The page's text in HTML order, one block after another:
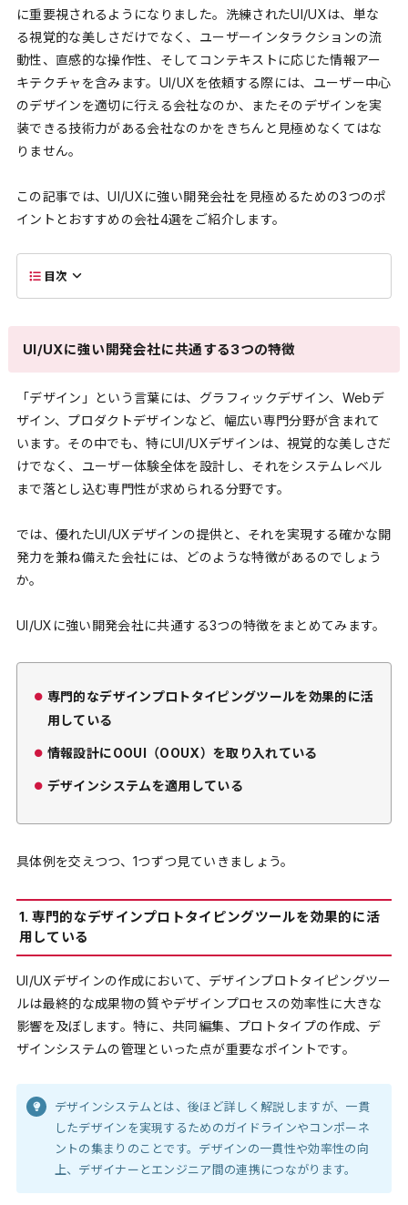
に重要視されるようになりました。洗練されたUI/UXは、単な
る視覚的な美しさだけでなく、ユーザーインタラクションの流
動性、直感的な操作性、そしてコンテキストに応じた情報アー
キテクチャを含みます。UI/UXを依頼する際には、ユーザー中心
のデザインを適切に行える会社なのか、またそのデザインを実
装できる技術力がある会社なのかをきちんと見極めなくてはな
りません。
この記事では、UI/UXに強い開発会社を見極めるための3つのポ
イントとおすすめの会社4選をご紹介します。
目次
UI/UXに強い開発会社に共通する3つの特徴
「デザイン」という言葉には、グラフィックデザイン、Webデ
ザイン、プロダクトデザインなど、幅広い専門分野が含まれて
います。その中でも、特にUI/UXデザインは、視覚的な美しさだ
けでなく、ユーザー体験全体を設計し、それをシステムレベル
まで落とし込む専門性が求められる分野です。
では、優れたUI/UXデザインの提供と、それを実現する確かな開
発力を兼ね備えた会社には、どのような特徴があるのでしょう
か。
UI/UXに強い開発会社に共通する3つの特徴をまとめてみます。
専門的なデザインプロトタイピングツールを効果的に活
用している
情報設計にOOUI（OOUX）を取り入れている
デザインシステムを適用している
具体例を交えつつ、1つずつ見ていきましょう。
1. 専門的なデザインプロトタイピングツールを効果的に活
用している
UI/UXデザインの作成において、デザインプロトタイピングツー
ルは最終的な成果物の質やデザインプロセスの効率性に大きな
影響を及ぼします。特に、共同編集、プロトタイプの作成、デ
ザインシステムの管理といった点が重要なポイントです。
デザインシステムとは、後ほど詳しく解説しますが、一貫
したデザインを実現するためのガイドラインやコンポーネ
ントの集まりのことです。デザインの一貫性や効率性の向
上、デザイナーとエンジニア間の連携につながります。